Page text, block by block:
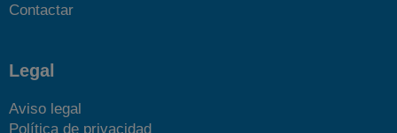
Contactar
Legal
Aviso legal
Política de privacidad